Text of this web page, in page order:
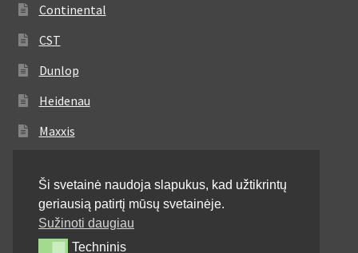
Continental
CST
Dunlop
Heidenau
Maxxis
Michelin
Mitas
Ši svetainė naudoja slapukus, kad užtikrintų
geriausią patirtį mūsų svetainėje.
Sužinoti daugiau
TechninisTechninis